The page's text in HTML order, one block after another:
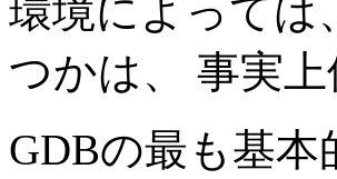
環境によっては
つかは、 事実
GDBの最も基